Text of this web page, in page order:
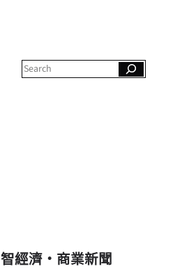
c
智經濟・商業新聞